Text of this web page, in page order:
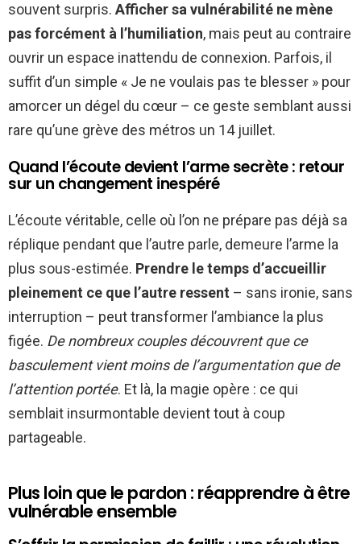
souvent surpris. Afficher sa vulnérabilité ne mène
pas forcément à l’humiliation, mais peut au contraire
ouvrir un espace inattendu de connexion. Parfois, il
suffit d’un simple « Je ne voulais pas te blesser » pour
amorcer un dégel du cœur – ce geste semblant aussi
rare qu’une grève des métros un 14 juillet.
Quand l’écoute devient l’arme secrète : retour
sur un changement inespéré
L’écoute véritable, celle où l’on ne prépare pas déjà sa
réplique pendant que l’autre parle, demeure l’arme la
plus sous-estimée. Prendre le temps d’accueillir
pleinement ce que l’autre ressent – sans ironie, sans
interruption – peut transformer l’ambiance la plus
figée. De nombreux couples découvrent que ce
basculement vient moins de l’argumentation que de
l’attention portée. Et là, la magie opère : ce qui
semblait insurmontable devient tout à coup
partageable.
Plus loin que le pardon : réapprendre à être
vulnérable ensemble